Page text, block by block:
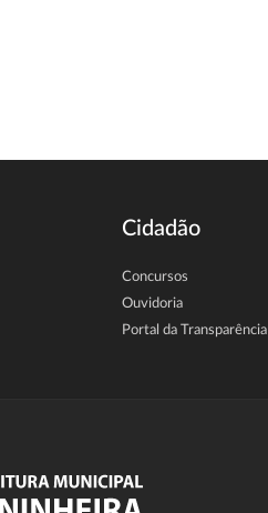
Cidadão
Concursos
Ouvidoria
Portal da Transparência